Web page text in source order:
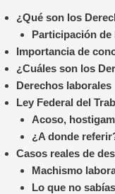
¿Qué son los
Participación de
Importancia de
¿Cuáles son los
Derechos laborales
Ley Federal del
Acoso,
¿A donde
Casos reales de
Machismo
Lo que no